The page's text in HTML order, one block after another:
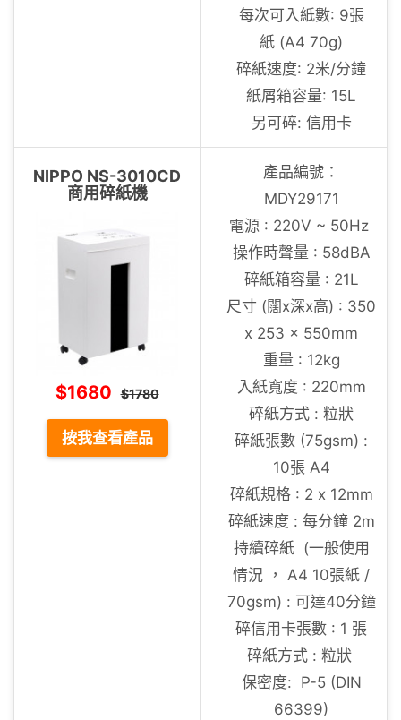
每次可入紙數: 9張
紙 (A4 70g)
碎紙速度: 2米/分鐘
紙屑箱容量: 15L
另可碎: 信用卡
NIPPO NS-3010CD
商用碎紙機
$1680 $1780
按我查看產品
產品編號：
MDY29171
電源 : 220V ~ 50Hz
操作時聲量 : 58dBA
碎紙箱容量 : 21L
尺寸 (闊x深x高) : 350
x 253 x 550mm
重量 : 12kg
入紙寬度 : 220mm
碎紙方式 : 粒狀
碎紙張數 (75gsm) :
10張 A4
碎紙規格 : 2 x 12mm
碎紙速度 : 每分鐘 2m
持續碎紙 (一般使用
情況 ， A4 10張紙 /
70gsm) : 可達40分鐘
碎信用卡張數 : 1 張
碎紙方式 : 粒狀
保密度: P-5 (DIN
66399)